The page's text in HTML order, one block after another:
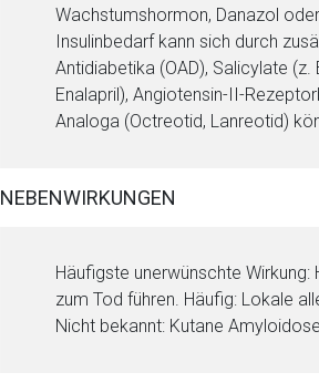
Wachstumshormon, Danazol
Insulinbedarf kann sich durch
Antidiabetika (OAD), Salicylate
Enalapril), Angiotensin-II-
Analoga (Octreotid, Lanreotid)
NEBENWIRKUNGEN
Häufigste unerwünschte
zum Tod führen. Häufig: Lokale
Nicht bekannt: Kutane Amyloidose.